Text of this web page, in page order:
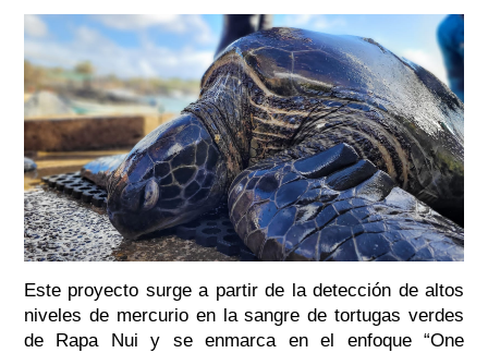
Este proyecto surge a partir de la detección de altos
niveles de mercurio en la sangre de tortugas verdes
de Rapa Nui y se enmarca en el enfoque “One